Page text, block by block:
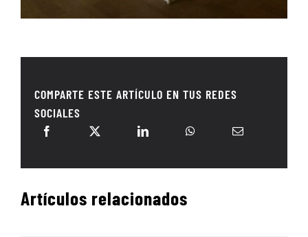
COMPARTE ESTE ARTÍCULO EN TUS REDES
SOCIALES
Artículos relacionados